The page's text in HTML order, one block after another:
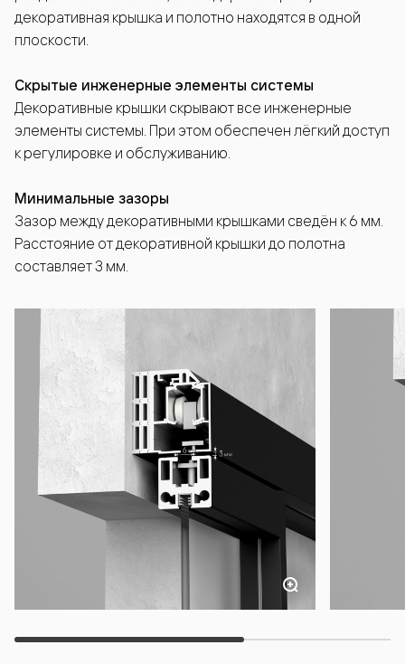
декоративная крышка и полотно находятся в одной
плоскости.
Скрытые инженерные элементы системы
Декоративные крышки скрывают все инженерные
элементы системы. При этом обеспечен лёгкий доступ
к регулировке и обслуживанию.
Минимальные зазоры
Зазор между декоративными крышками сведён к 6 мм.
Расстояние от декоративной крышки до полотна
составляет 3 мм.